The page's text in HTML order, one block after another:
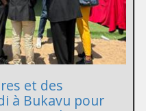
et des
à Bukavu pour